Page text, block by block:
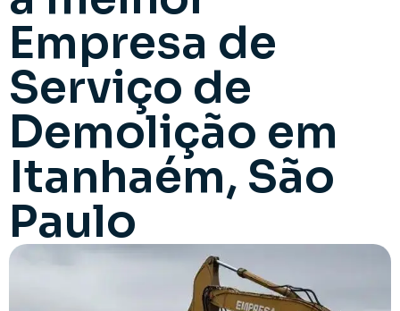
Empresa de
Serviço de
Demolição em
Itanhaém, São
Paulo